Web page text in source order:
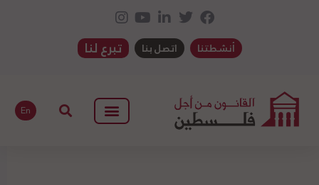
أنشطتنا اتصل بنا تبرع لنا
En